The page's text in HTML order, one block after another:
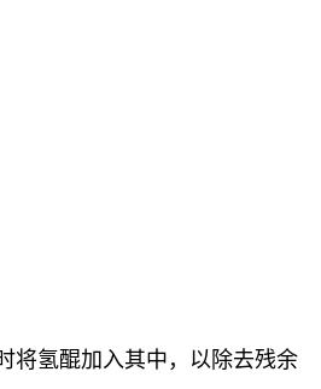
将氢醌加入其中，以除去残余